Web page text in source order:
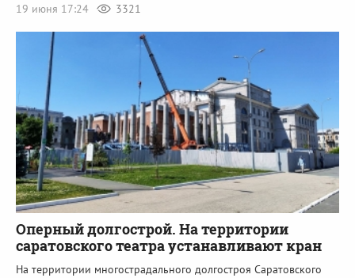
19 июня 17:24
3321
Оперный долгострой. На территории
саратовского театра устанавливают кран
На территории многострадального долгостроя Саратовского